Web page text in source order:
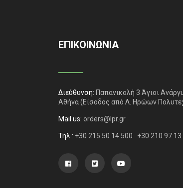
ΕΠΙΚΟΙΝΩΝΙΑ
Διεύθυνση: Παπανικολή 3 Άγιοι
Αθήνα(Είσοδος από Λ. Ηρώων
Mail us: orders@lpr.gr
Τηλ.: +30 215 50 14 500 +30 210 97 13